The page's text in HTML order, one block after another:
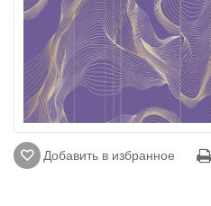
Добавить в избранное